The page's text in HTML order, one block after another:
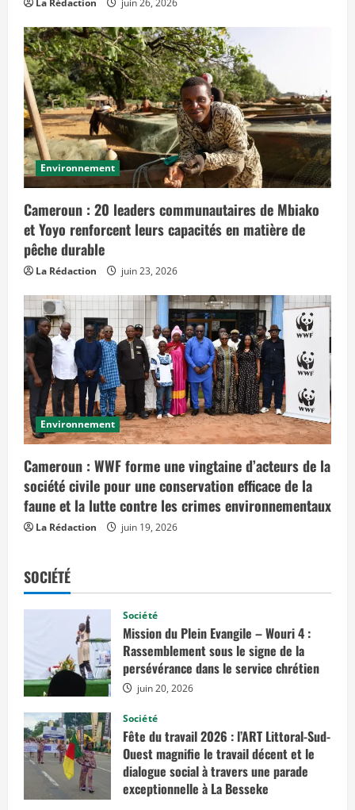
Environnement
Cameroun : 20 leaders communautaires de Mbiako
et Yoyo renforcent leurs capacités en matière de
pêche durable
La Rédaction juin 23, 2026
Environnement
Cameroun : WWF forme une vingtaine d’acteurs de la
société civile pour une conservation efficace de la
faune et la lutte contre les crimes environnementaux
La Rédaction juin 19, 2026
SOCIÉTÉ
Société
Mission du Plein Evangile – Wouri 4 :
Rassemblement sous le signe de la
persévérance dans le service chrétien
juin 20, 2026
Société
Fête du travail 2026 : l’ART Littoral-Sud-
Ouest magnifie le travail décent et le
dialogue social à travers une parade
exceptionnelle à La Besseke